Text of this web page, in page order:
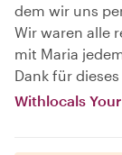
dem wir uns
Wir waren alle
mit Maria
Dank für
Withlocals